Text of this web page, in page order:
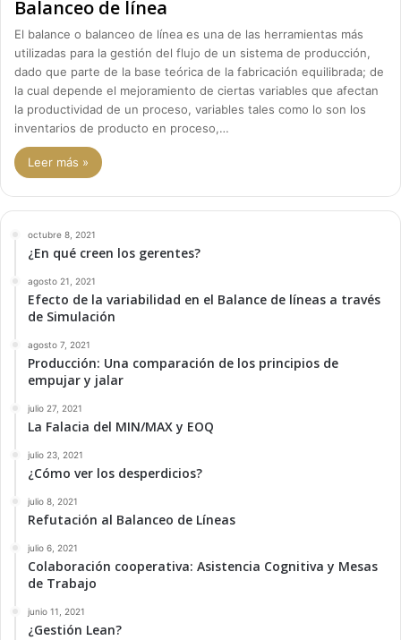
Balanceo de línea
El balance o balanceo de línea es una de las herramientas más
utilizadas para la gestión del flujo de un sistema de producción,
dado que parte de la base teórica de la fabricación equilibrada; de
la cual depende el mejoramiento de ciertas variables que afectan
la productividad de un proceso, variables tales como lo son los
inventarios de producto en proceso,…
Leer más »
octubre 8, 2021
¿En qué creen los gerentes?
agosto 21, 2021
Efecto de la variabilidad en el Balance de líneas a través
de Simulación
agosto 7, 2021
Producción: Una comparación de los principios de
empujar y jalar
julio 27, 2021
La Falacia del MIN/MAX y EOQ
julio 23, 2021
¿Cómo ver los desperdicios?
julio 8, 2021
Refutación al Balanceo de Líneas
julio 6, 2021
Colaboración cooperativa: Asistencia Cognitiva y Mesas
de Trabajo
junio 11, 2021
¿Gestión Lean?